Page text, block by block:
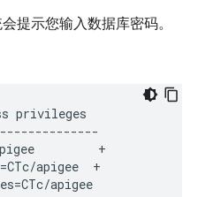
提示您输入数据库密码。
privileges
+
apigee  +
apigee